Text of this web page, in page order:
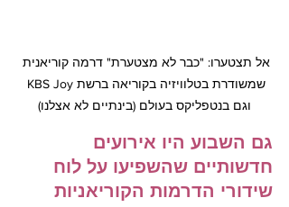
אל תצטערו: "כבר לא מצטערת" דרמה קוריאנית
וגם בנטפליקס בעולם (בינתיים לא אצלנו)
גם השבוע היו אירועים
חדשותיים שהשפיעו על לוח
שידורי הדרמות הקוריאניות